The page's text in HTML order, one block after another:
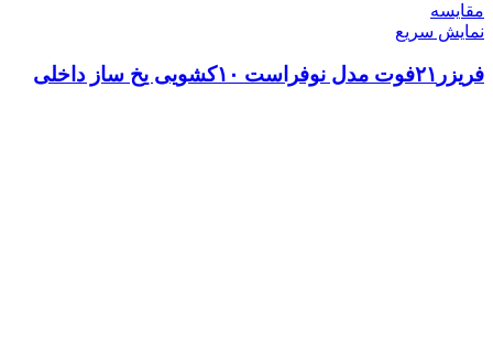
مقايسه
نمایش سریع
فریزر۲۱فوت مدل نوفراست ۱۰کشویی یخ ساز داخلی